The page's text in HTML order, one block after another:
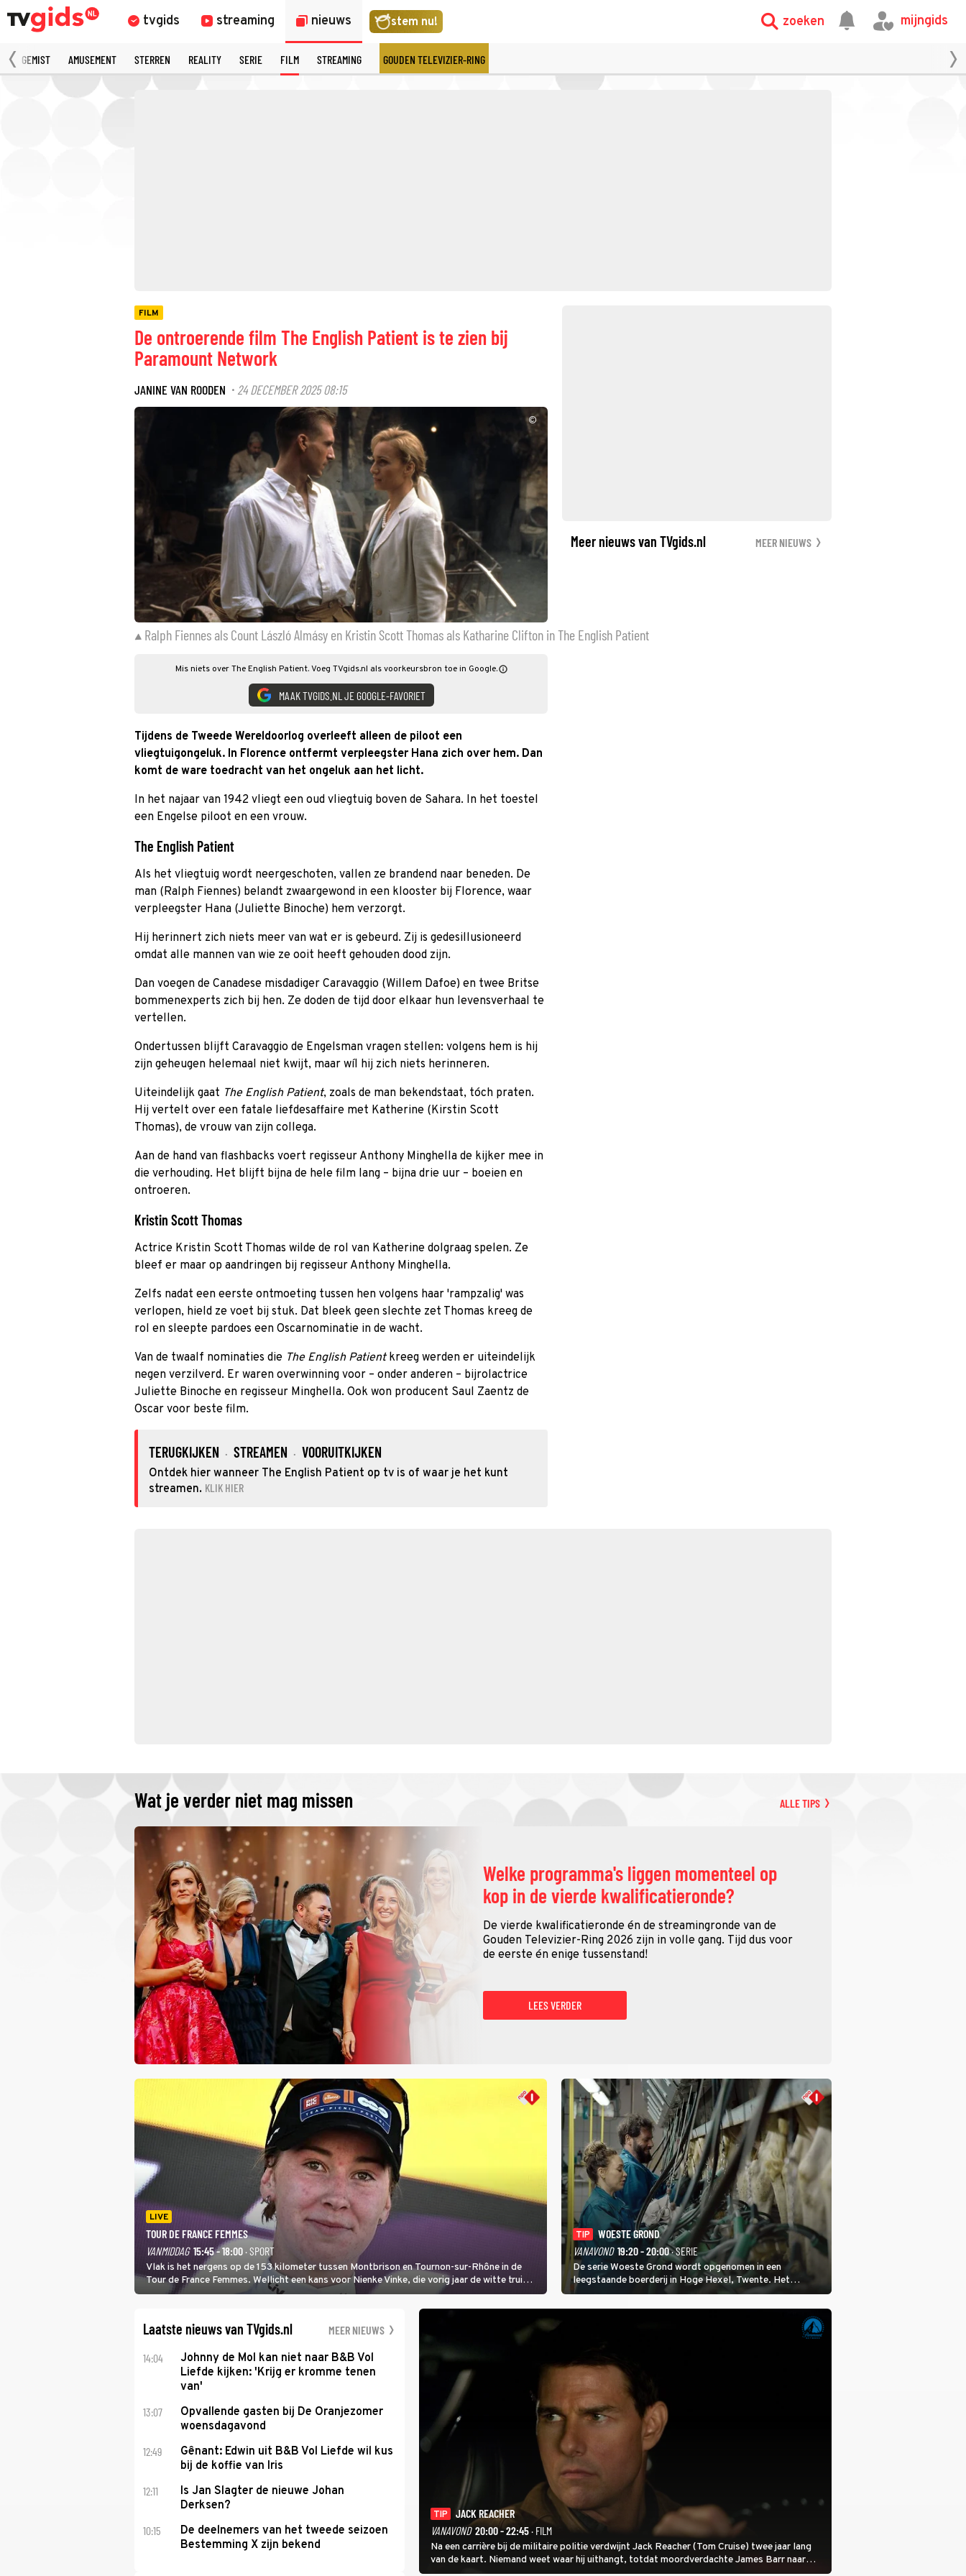
tvgids streaming nieuws stem nu! zoeken mijngids
GEMIST AMUSEMENT STERREN REALITY SERIE FILM STREAMING GOUDEN TELEVIZIER-RING
FILM
De ontroerende film The English Patient is te zien bij
Paramount Network
JANINE VAN ROODEN · 24 DECEMBER 2025 08:15
©
Ralph Fiennes als Count László Almásy en Kristin Scott Thomas als Katharine Clifton in The English Patient
Mis niets over The English Patient. Voeg TVgids.nl als voorkeursbron toe in Google.
MAAK TVGIDS.NL JE GOOGLE-FAVORIET
Tijdens de Tweede Wereldoorlog overleeft alleen de piloot een
vliegtuigongeluk. In Florence ontfermt verpleegster Hana zich over hem. Dan
komt de ware toedracht van het ongeluk aan het licht.
In het najaar van 1942 vliegt een oud vliegtuig boven de Sahara. In het toestel
een Engelse piloot en een vrouw.
The English Patient
Als het vliegtuig wordt neergeschoten, vallen ze brandend naar beneden. De
man (Ralph Fiennes) belandt zwaargewond in een klooster bij Florence, waar
verpleegster Hana (Juliette Binoche) hem verzorgt.
Hij herinnert zich niets meer van wat er is gebeurd. Zij is gedesillusioneerd
omdat alle mannen van wie ze ooit heeft gehouden dood zijn.
Dan voegen de Canadese misdadiger Caravaggio (Willem Dafoe) en twee Britse
bommenexperts zich bij hen. Ze doden de tijd door elkaar hun levensverhaal te
vertellen.
Ondertussen blijft Caravaggio de Engelsman vragen stellen: volgens hem is hij
zijn geheugen helemaal niet kwijt, maar wíl hij zich niets herinneren.
Uiteindelijk gaat The English Patient, zoals de man bekendstaat, tóch praten.
Hij vertelt over een fatale liefdesaffaire met Katherine (Kirstin Scott
Thomas), de vrouw van zijn collega.
Aan de hand van flashbacks voert regisseur Anthony Minghella de kijker mee in
die verhouding. Het blijft bijna de hele film lang – bijna drie uur – boeien en
ontroeren.
Kristin Scott Thomas
Actrice Kristin Scott Thomas wilde de rol van Katherine dolgraag spelen. Ze
bleef er maar op aandringen bij regisseur Anthony Minghella.
Zelfs nadat een eerste ontmoeting tussen hen volgens haar 'rampzalig' was
verlopen, hield ze voet bij stuk. Dat bleek geen slechte zet Thomas kreeg de
rol en sleepte pardoes een Oscarnominatie in de wacht.
Van de twaalf nominaties die The English Patientkreeg werden er uiteindelijk
negen verzilverd. Er waren overwinning voor – onder anderen – bijrolactrice
Juliette Binoche en regisseur Minghella. Ook won producent Saul Zaentz de
Oscar voor beste film.
TERUGKIJKEN · STREAMEN · VOORUITKIJKEN
Ontdek hier wanneer The English Patient op tv is of waar je het kunt
streamen. KLIK HIER
Meer nieuws van TVgids.nl MEER NIEUWS
Wat je verder niet mag missen ALLE TIPS
Welke programma's liggen momenteel op
kop in de vierde kwalificatieronde?
De vierde kwalificatieronde én de streamingronde van de
Gouden Televizier-Ring 2026 zijn in volle gang. Tijd dus voor
de eerste én enige tussenstand!
LEES VERDER
LIVE
TOUR DE FRANCE FEMMES
VANMIDDAG 15:45 - 18:00 · SPORT
Vlak is het nergens op de 153 kilometer tussen Montbrison en Tournon-sur-Rhône in de
Tour de France Femmes. Wellicht een kans voor Nienke Vinke, die vorig jaar de witte trui
won.
TIP
WOESTE GROND
VANAVOND 19:20 - 20:00· SERIE
De serie Woeste Grond wordt opgenomen in een
leegstaande boerderij in Hoge Hexel, Twente. Het
melkveebedrijf met 160 koeien moest sluiten, omdat het
dicht bij een Natura 2000-gebied ligt. In de serie heerst er
Laatste nieuws van TVgids.nl MEER NIEUWS
14:04
Johnny de Mol kan niet naar B&B Vol
Liefde kijken: 'Krijg er kromme tenen
van'
13:07
Opvallende gasten bij De Oranjezomer
woensdagavond
12:49
Gênant: Edwin uit B&B Vol Liefde wil kus
bij de koffie van Iris
12:11
Is Jan Slagter de nieuwe Johan
Derksen?
10:15
De deelnemers van het tweede seizoen
Bestemming X zijn bekend
TIP
JACK REACHER
VANAVOND 20:00 - 22:45· FILM
Na een carrière bij de militaire politie verdwijnt Jack Reacher (Tom Cruise) twee jaar lang
van de kaart. Niemand weet waar hij uithangt, totdat moordverdachte James Barr naar
hem vraagt.